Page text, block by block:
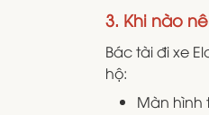
3. Khi nào
Bác tài đi xe
hộ:
Màn hình